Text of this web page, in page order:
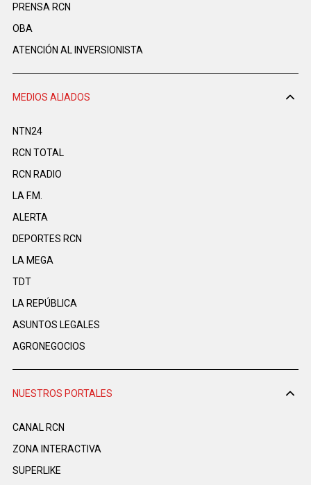
PRENSA RCN
OBA
ATENCIÓN AL INVERSIONISTA
MEDIOS ALIADOS
NTN24
RCN TOTAL
RCN RADIO
LA F.M.
ALERTA
DEPORTES RCN
LA MEGA
TDT
LA REPÚBLICA
ASUNTOS LEGALES
AGRONEGOCIOS
NUESTROS PORTALES
CANAL RCN
ZONA INTERACTIVA
SUPERLIKE